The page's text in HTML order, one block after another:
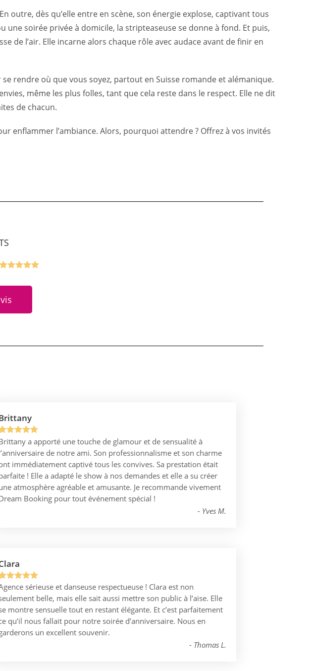
outre, dès qu’elle entre en scène, son énergie explose, captivant tous
soirée privée à domicile, la stripteaseuse se donne à fond. Et puis,
de l’air. Elle incarne alors chaque rôle avec audace avant de finir en
rendre où que vous soyez, partout en Suisse romande et alémanique.
même les plus folles, tant que cela reste dans le respect. Elle ne dit
de chacun.
enflammer l’ambiance. Alors, pourquoi attendre ? Offrez à vos invités
sur 5
basé sur
5.00
sur 5
sur
a apporté une touche de glamour et de sensualité à
de notre ami. Son professionnalisme et son charme
immédiatement captivé tous les convives. Sa prestation était
! Elle a adapté le show à nos demandes et elle a su créer
atmosphère agréable et amusante. Je recommande vivement
Booking pour tout événement spécial !
Yves M.
5.00
5
sur
sérieuse et danseuse respectueuse ! Clara est non
belle, mais elle sait aussi mettre son public à l’aise. Elle
montre sensuelle tout en restant élégante. Et c’est parfaitement
qu’il nous fallait pour notre soirée d’anniversaire. Nous en
un excellent souvenir.
Thomas L.